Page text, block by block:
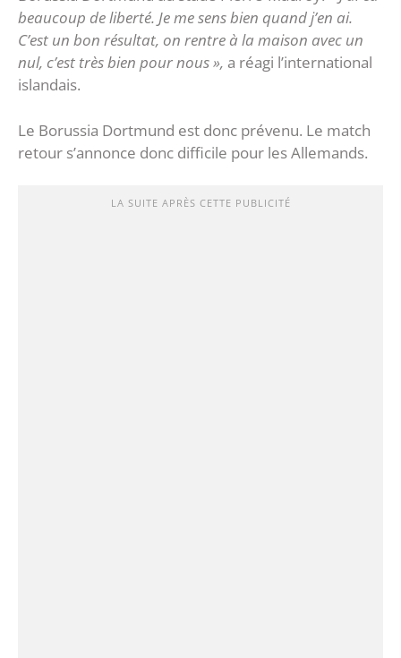
beaucoup de liberté. Je me sens bien quand j’en ai.
C’est un bon résultat, on rentre à la maison avec un
nul, c’est très bien pour nous », a réagi l’international
islandais.
Le Borussia Dortmund est donc prévenu. Le match
retour s’annonce donc difficile pour les Allemands.
LA SUITE APRÈS CETTE PUBLICITÉ